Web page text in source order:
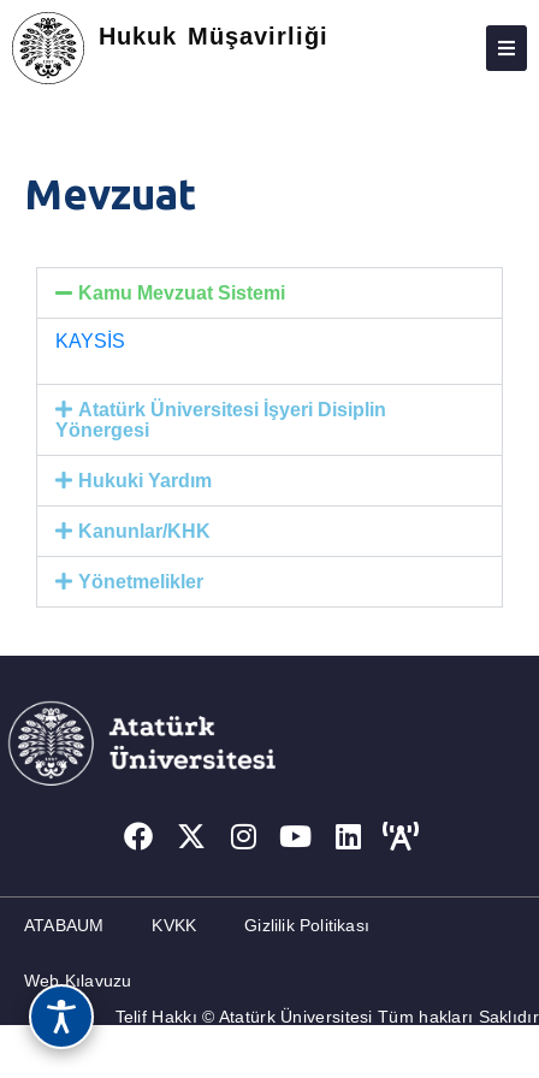
Hukuk Müşavirliği
SORUŞTURMALAR
MEVZUAT
İLETIŞIM
ETKINLIKLER
DUYURULAR
Mevzuat
Kamu Mevzuat Sistemi
KAYSİS
Atatürk Üniversitesi İşyeri Disiplin
Yönergesi
Hukuki Yardım
Kanunlar/KHK
Yönetmelikler
ATABAUM KVKK Gizlilik Politikası
Web Kılavuzu
Telif Hakkı © Atatürk Üniversitesi Tüm hakları Saklıdır